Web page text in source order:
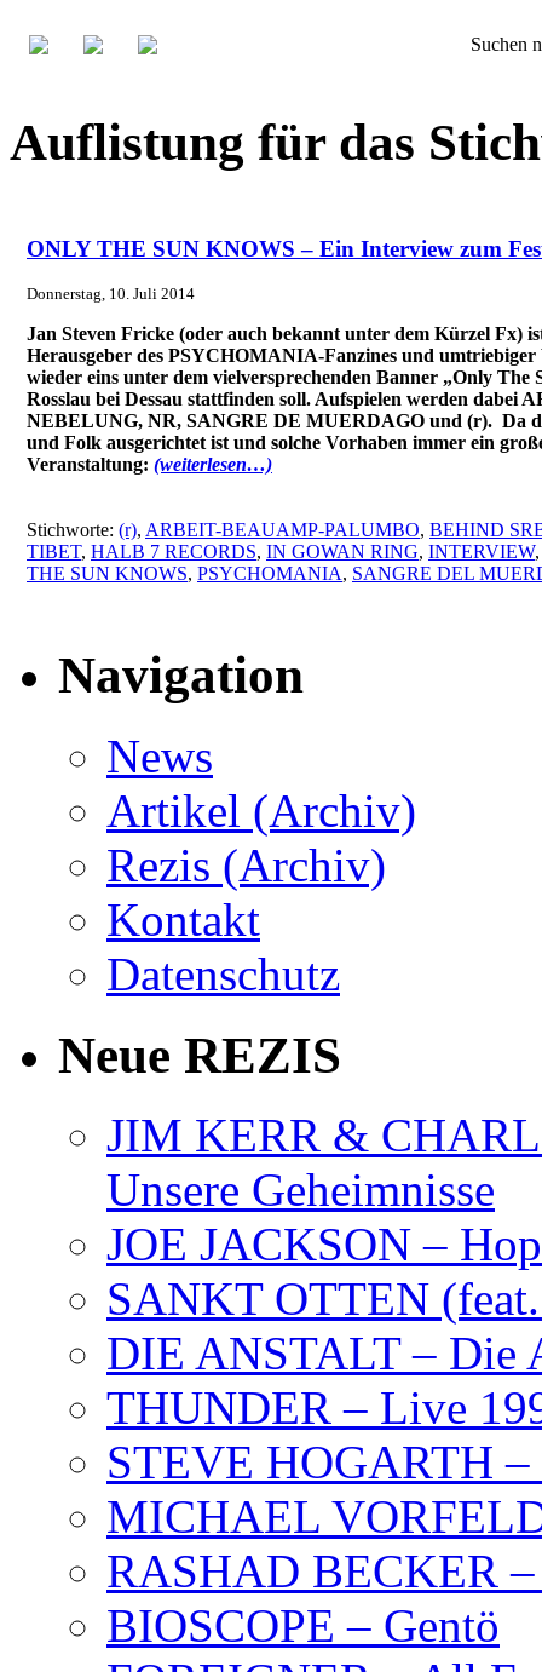
Suchen
Auflistung für das
ONLY THE SUN KNOWS – Ein Interview zum
Donnerstag, 10. Juli 2014
Jan Steven Fricke (oder auch bekannt unter dem Kürzel Fx)
Herausgeber des PSYCHOMANIA-Fanzines und
wieder eins unter dem vielversprechenden Banner „Only
Rosslau bei Dessau stattfinden soll. Aufspielen werden
NEBELUNG, NR, SANGRE DE MUERDAGO und (r). Da
und Folk ausgerichtet ist und solche Vorhaben immer ein
Veranstaltung: (weiterlesen…)
Stichworte: (r), ARBEIT-BEAUAMP-PALUMBO, BEHIND
TIBET, HALB 7 RECORDS, IN GOWAN RING, INTERVIEW
THE SUN KNOWS, PSYCHOMANIA, SANGRE DEL
Navigation
News
Artikel (Archiv)
Rezis (Archiv)
Kontakt
Datenschutz
Neue REZIS
JIM KERR &
Unsere Geheimnisse
JOE JACKSON –
SANKT OTTEN
DIE ANSTALT – Die
THUNDER – Live
STEVE HOGARTH –
MICHAEL
RASHAD BECKER
BIOSCOPE – Gentö